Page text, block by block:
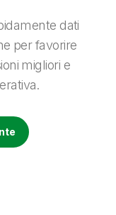
dati
per favorire
migliori e